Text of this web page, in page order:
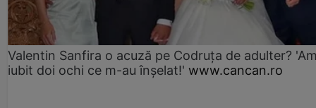
Valentin Sanfira o acuză pe Codruța de adulter?
iubit doi ochi ce m-au înșelat!' www.cancan.ro